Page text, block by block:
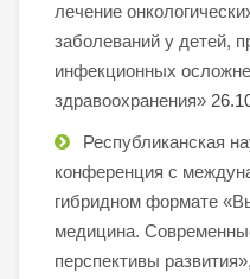
лечение
заболеваний у детей,
инфекционных
здравоохранения»
Республиканская
конференция с
гибридном формате
медицина.
перспективы